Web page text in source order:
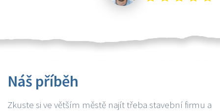
Náš příběh
Zkuste si ve větším městě najít třeba stavební firmu a